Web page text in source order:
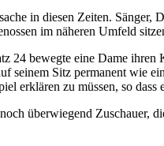
in diesen Zeiten.
im näheren Umfeld
24 bewegte eine Dame
seinem Sitz permanent wie
erklären zu müssen, so dass
überwiegend Zuschauer,